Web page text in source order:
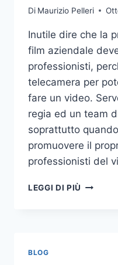
Di Maurizio Pelleri
Inutile dire che la
film aziendale
professionisti,
telecamera per
fare un video.
regia ed un team
soprattutto
promuovere il
professionisti del
LEGGI DI PIÙ
BLOG